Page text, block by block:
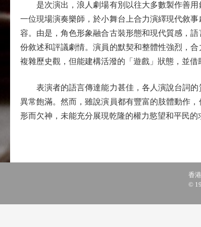
是次演出，浪人劇場有別以往大多數製作善用
一位現場演奏樂師，於小舞台上合力演繹現代敘
容。由是，角色形象融合古裝形態和現代質感，
份敘述和評議劇情。演員的默契和整體性強烈，
複雜歷史觀，但能建構活潑的「遊戲」狀態，並
表演者的語言傳達能力甚佳，各人演說台詞的
異常飽滿。然而，雖說演員都有豐富的肢體動作
形而欠神，未能充分展現乾隆的權力慾望和平民的
香
©